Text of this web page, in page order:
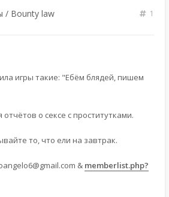
/ Bounty law
1
игры такие: "Ебём блядей, пишем
о сексе с проститутками.
то, что ели на завтрак.
& memberlist.php?